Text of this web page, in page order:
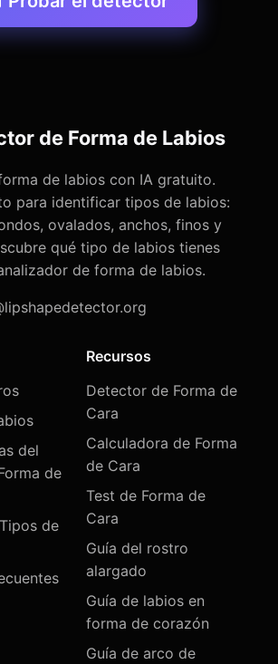
de Forma de Labios
de labios con IA gratuito.
para identificar tipos de labios:
ovalados, anchos, finos y
qué tipo de labios tienes
de forma de labios.
del
de
de
Recursos
Detector de Forma de
Cara
Calculadora de Forma
de Cara
Test de Forma de
Cara
Guía del rostro
alargado
Guía de labios en
forma de corazón
Guía de arco de